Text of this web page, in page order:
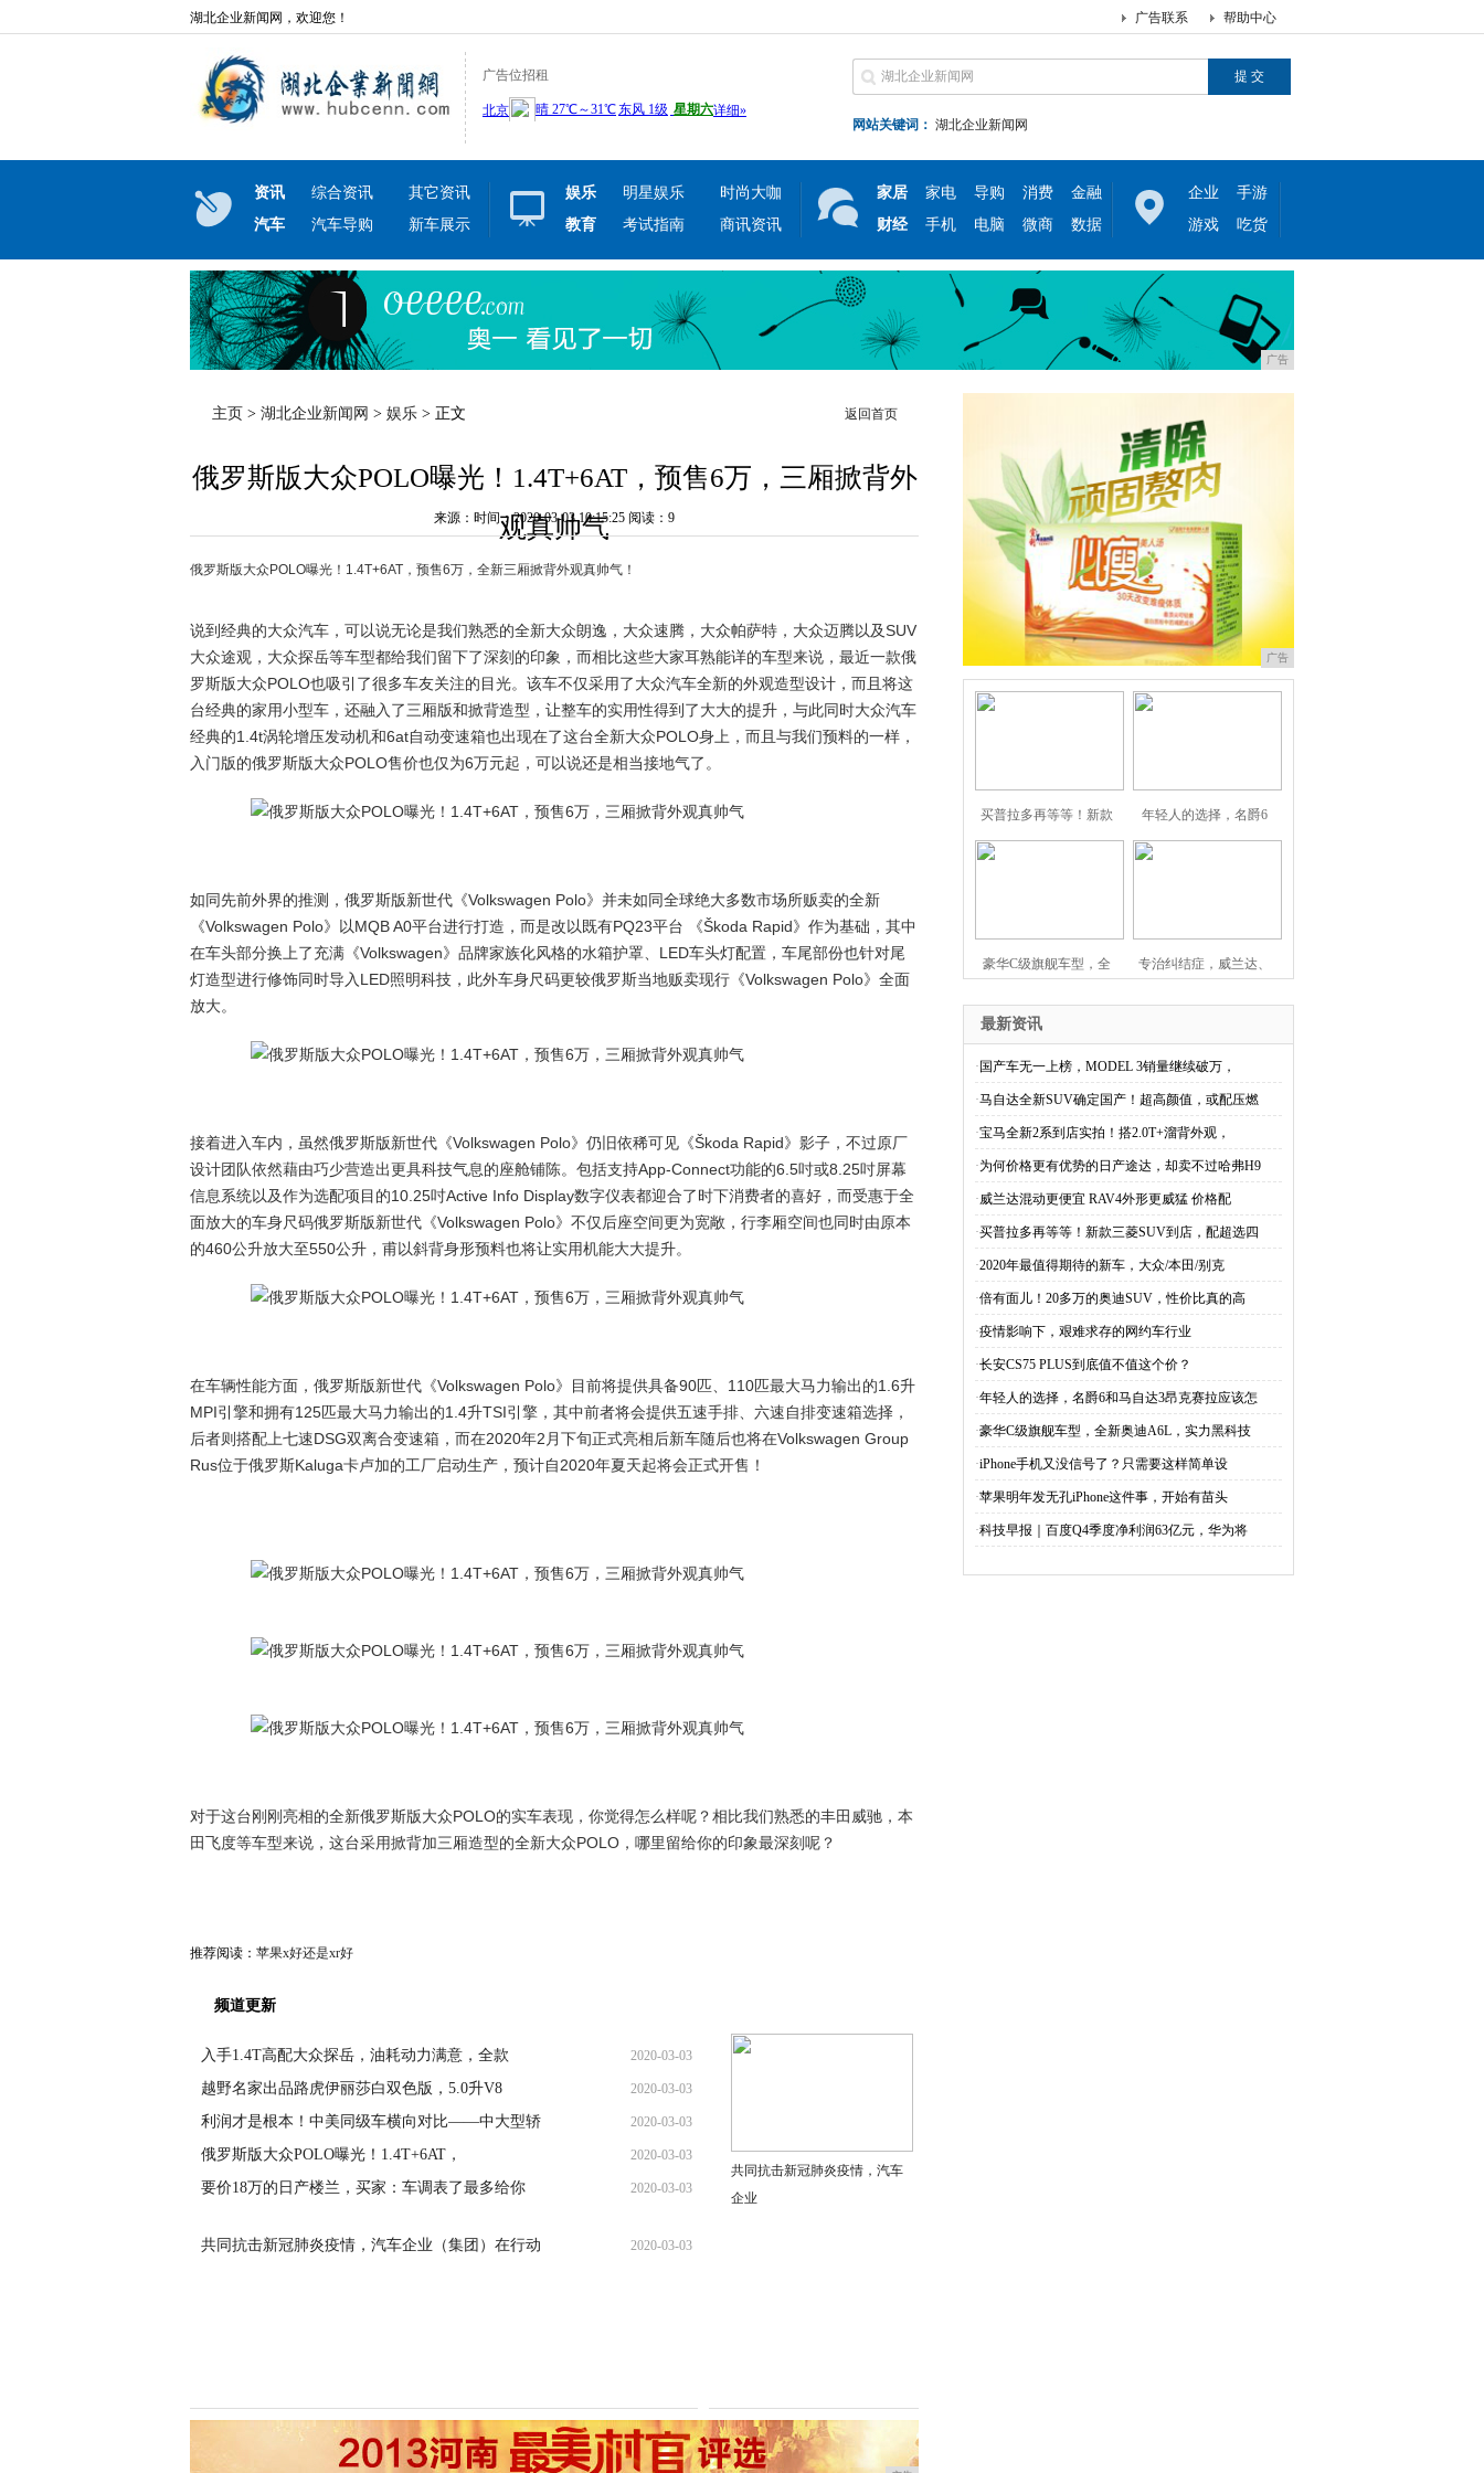
湖北企业新闻网，欢迎您！ 帮助中心
广告联系
广告位招租
网站关键词： 湖北企业新闻网
资讯 综合资讯
其它资讯
汽车
汽车导购 新车展示
娱乐 明星娱乐
时尚大咖
教育
考试指南 商讯资讯
家居 家电 导购 消费
金融
财经
手机 电脑 微商 数据
企业
手游
游戏
吃货
广告
主页 > 湖北企业新闻网 > 娱乐 > 正文 返回首页
俄罗斯版大众POLO曝光！1.4T+6AT，预售6万，三厢掀背外
观真帅气
来源：时间：2020-03-03 10:15:25 阅读：9
俄罗斯版大众POLO曝光！1.4T+6AT，预售6万，全新三厢掀背外观真帅气！
说到经典的大众汽车，可以说无论是我们熟悉的全新大众朗逸，大众速腾，大众帕萨特，大众迈腾以及SUV
大众途观，大众探岳等车型都给我们留下了深刻的印象，而相比这些大家耳熟能详的车型来说，最近一款俄
罗斯版大众POLO也吸引了很多车友关注的目光。该车不仅采用了大众汽车全新的外观造型设计，而且将这
台经典的家用小型车，还融入了三厢版和掀背造型，让整车的实用性得到了大大的提升，与此同时大众汽车
经典的1.4t涡轮增压发动机和6at自动变速箱也出现在了这台全新大众POLO身上，而且与我们预料的一样，
入门版的俄罗斯版大众POLO售价也仅为6万元起，可以说还是相当接地气了。
如同先前外界的推测，俄罗斯版新世代《Volkswagen Polo》并未如同全球绝大多数市场所贩卖的全新
《Volkswagen Polo》以MQB A0平台进行打造，而是改以既有PQ23平台 《Škoda Rapid》作为基础，其中
在车头部分换上了充满《Volkswagen》品牌家族化风格的水箱护罩、LED车头灯配置，车尾部份也针对尾
灯造型进行修饰同时导入LED照明科技，此外车身尺码更较俄罗斯当地贩卖现行《Volkswagen Polo》全面
放大。
接着进入车内，虽然俄罗斯版新世代《Volkswagen Polo》仍旧依稀可见《Škoda Rapid》影子，不过原厂
设计团队依然藉由巧少营造出更具科技气息的座舱铺陈。包括支持App-Connect功能的6.5吋或8.25吋屏幕
信息系统以及作为选配项目的10.25吋Active Info Display数字仪表都迎合了时下消费者的喜好，而受惠于全
面放大的车身尺码俄罗斯版新世代《Volkswagen Polo》不仅后座空间更为宽敞，行李厢空间也同时由原本
的460公升放大至550公升，甫以斜背身形预料也将让实用机能大大提升。
在车辆性能方面，俄罗斯版新世代《Volkswagen Polo》目前将提供具备90匹、110匹最大马力输出的1.6升
MPI引擎和拥有125匹最大马力输出的1.4升TSI引擎，其中前者将会提供五速手排、六速自排变速箱选择，
后者则搭配上七速DSG双离合变速箱，而在2020年2月下旬正式亮相后新车随后也将在Volkswagen Group
Rus位于俄罗斯Kaluga卡卢加的工厂启动生产，预计自2020年夏天起将会正式开售！
对于这台刚刚亮相的全新俄罗斯版大众POLO的实车表现，你觉得怎么样呢？相比我们熟悉的丰田威驰，本
田飞度等车型来说，这台采用掀背加三厢造型的全新大众POLO，哪里留给你的印象最深刻呢？
推荐阅读： 苹果x好还是xr好
频道更新
入手1.4T高配大众探岳，油耗动力满意，全款 2020-03-03
越野名家出品路虎伊丽莎白双色版，5.0升V8 2020-03-03
利润才是根本！中美同级车横向对比——中大型轿 2020-03-03
俄罗斯版大众POLO曝光！1.4T+6AT， 2020-03-03
要价18万的日产楼兰，买家：车调表了最多给你 2020-03-03
共同抗击新冠肺炎疫情，汽车企业（集团）在行动 2020-03-03
共同抗击新冠肺炎疫情，汽车
企业
广告
买普拉多再等等！新款 年轻人的选择，名爵6
豪华C级旗舰车型，全 专治纠结症，威兰达、
最新资讯
· 国产车无一上榜，MODEL 3销量继续破万，
·马自达全新SUV确定国产！超高颜值，或配压燃
·宝马全新2系到店实拍！搭2.0T+溜背外观，
·为何价格更有优势的日产途达，却卖不过哈弗H9
·威兰达混动更便宜 RAV4外形更威猛 价格配
·买普拉多再等等！新款三菱SUV到店，配超选四
·2020年最值得期待的新车，大众/本田/别克
·倍有面儿！20多万的奥迪SUV，性价比真的高
·疫情影响下，艰难求存的网约车行业
·长安CS75 PLUS到底值不值这个价？
·年轻人的选择，名爵6和马自达3昂克赛拉应该怎
·豪华C级旗舰车型，全新奥迪A6L，实力黑科技
·iPhone手机又没信号了？只需要这样简单设
·苹果明年发无孔iPhone这件事，开始有苗头
·科技早报｜百度Q4季度净利润63亿元，华为将